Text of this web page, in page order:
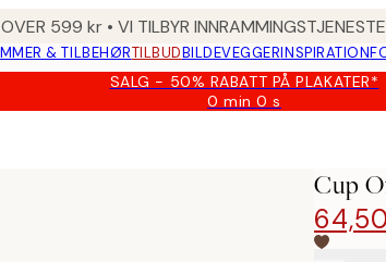
599 kr • VI TILBYR
& TILBEHØRTILBUDBILDEVEGGERINSPIRATION
SALG - 50% RABATT PÅ PLAKATER*
0 min0 s
Gyldig
Cup